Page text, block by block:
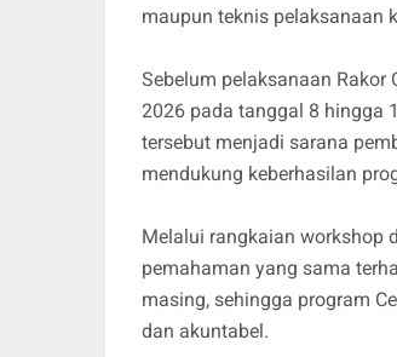
maupun teknis pelaksanaan
Sebelum pelaksanaan Rakor
2026 pada tanggal 8 hingga
tersebut menjadi sarana
mendukung keberhasilan
Melalui rangkaian workshop
pemahaman yang sama
masing, sehingga program
dan akuntabel.